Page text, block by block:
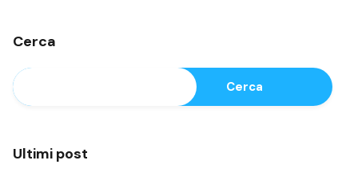
Cerca
Cerca
Ultimi post